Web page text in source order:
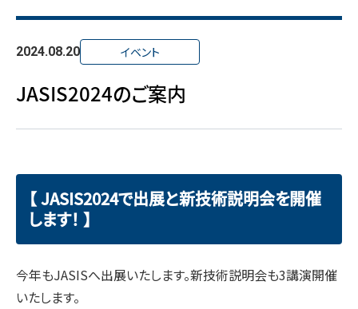
2024.08.20 イベント
JASIS2024のご案内
【 JASIS2024で出展と新技術説明会を開催
します！ 】
今年もJASISへ出展いたします。新技術説明会も3講演開催
いたします。